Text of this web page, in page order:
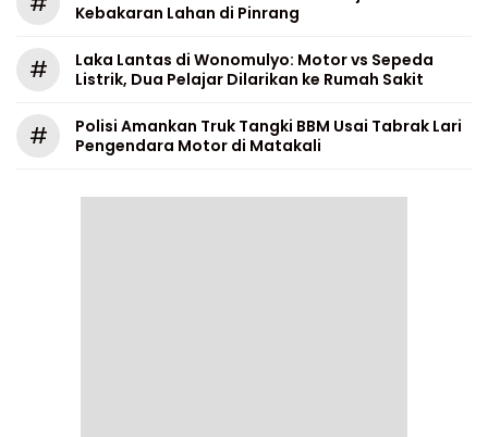
Kebakaran Lahan di Pinrang
#
Laka Lantas di Wonomulyo: Motor vs Sepeda
Listrik, Dua Pelajar Dilarikan ke Rumah Sakit
#
Polisi Amankan Truk Tangki BBM Usai Tabrak Lari
Pengendara Motor di Matakali